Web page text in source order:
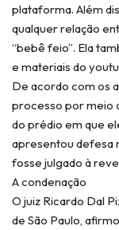
plataforma. Além
qualquer relação
“bebê feio”. Ela
e materiais do
De acordo com os
processo por meio
do prédio em que
apresentou defesa
fosse julgado à
A condenação
O juiz Ricardo Dal
de São Paulo,